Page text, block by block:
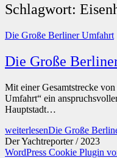
Schlagwort:
Die Große Berliner Umfahrt
Die Große
Mit einer Gesamtstrecke
Umfahrt“ ein
Hauptstadt…
weiterlesenDie Große
Der Yachtreporter / 2023
WordPress Cookie Plugin